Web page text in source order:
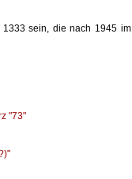
1333 sein, die nach 1945 im
"73"